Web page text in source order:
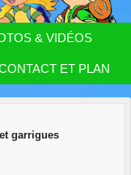
& VIDÉOS
ET PLAN
garrigues